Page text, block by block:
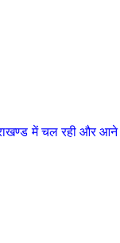
में चल रही और आने